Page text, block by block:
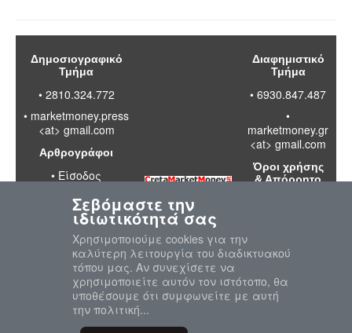
Δημοσιογραφικό
Τμήμα
• 2810.324.772
• marketmoney.press
<at> gmail.com
Αρθρογράφοι
• Είσοδος
Διαφημιστικό
Τμήμα
• 6930.847.487
•
marketmoney.gr
<at> gmail.com
Όροι χρήσης
& Απόρρητο
απορρήτου
προσωπικών
δεδομένων
Σεβόμαστε την
ιδιωτικότητά σας
Χρησιμοποιούμε cookies για την
καλύτερη λειτουργία του διαδικτυακού
τόπου μας. Αν συνεχίσετε να
χρησιμοποιείτε αυτόν τον ιστότοπο, θα
υποθέσουμε ότι συμφωνείτε με αυτή
την πολιτική...